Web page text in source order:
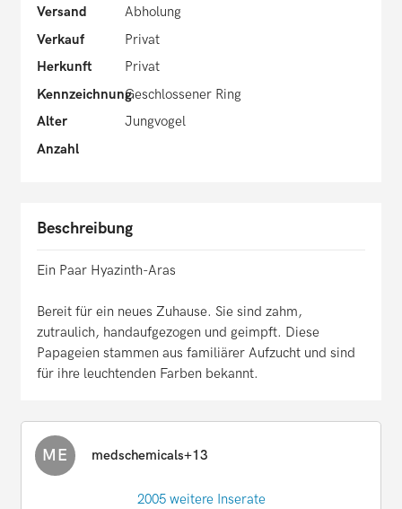
Versand
Abholung
Verkauf
Privat
Herkunft
Privat
KennzeichnungGeschlossener Ring
Alter
Jungvogel
Anzahl
Beschreibung
Ein Paar Hyazinth-Aras
Bereit für ein neues Zuhause. Sie sind zahm,
zutraulich, handaufgezogen und geimpft. Diese
Papageien stammen aus familiärer Aufzucht und sind
für ihre leuchtenden Farben bekannt.
ME medschemicals+13
2005 weitere Inserate